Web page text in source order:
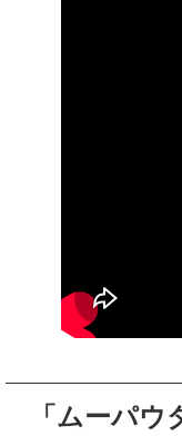
「ムーパ